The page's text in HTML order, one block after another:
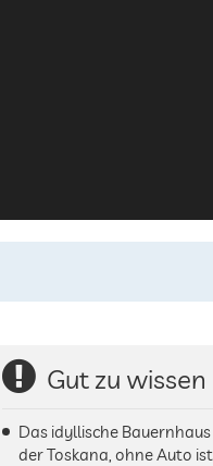
Gut zu wissen
Das idyllische
der Toskana, ohne Auto